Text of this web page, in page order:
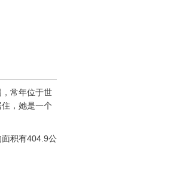
常年位于世
，她是一个
积有404.9公